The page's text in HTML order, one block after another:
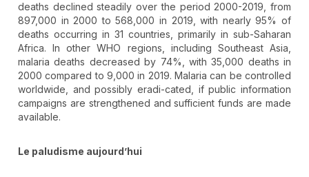
deaths declined steadily over the period 2000-2019, from
897,000 in 2000 to 568,000 in 2019, with nearly 95% of
deaths occurring in 31 countries, primarily in sub-Saharan
Africa. In other WHO regions, including Southeast Asia,
malaria deaths decreased by 74%, with 35,000 deaths in
2000 compared to 9,000 in 2019. Malaria can be controlled
worldwide, and possibly eradi-cated, if public information
campaigns are strengthened and sufficient funds are made
available.
Le paludisme aujourd’hui